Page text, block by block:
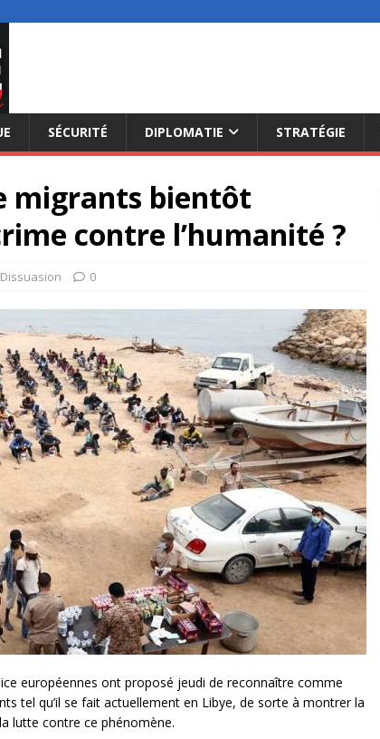
SÉCURITÉ DIPLOMATIE STRATÉGIE
migrants bientôt
contre l’humanité ?
Dissuasion 0
européennes ont proposé jeudi de reconnaître comme
tel qu’il se fait actuellement en Libye, de sorte à montrer la
lutte contre ce phénomène.